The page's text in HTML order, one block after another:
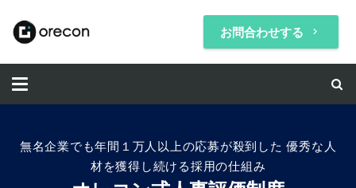
お問合わせする keyboard_arrow_right
無名企業でも年間１万人以上の応募が殺到した 優秀な人
材を獲得し続ける採用の仕組み